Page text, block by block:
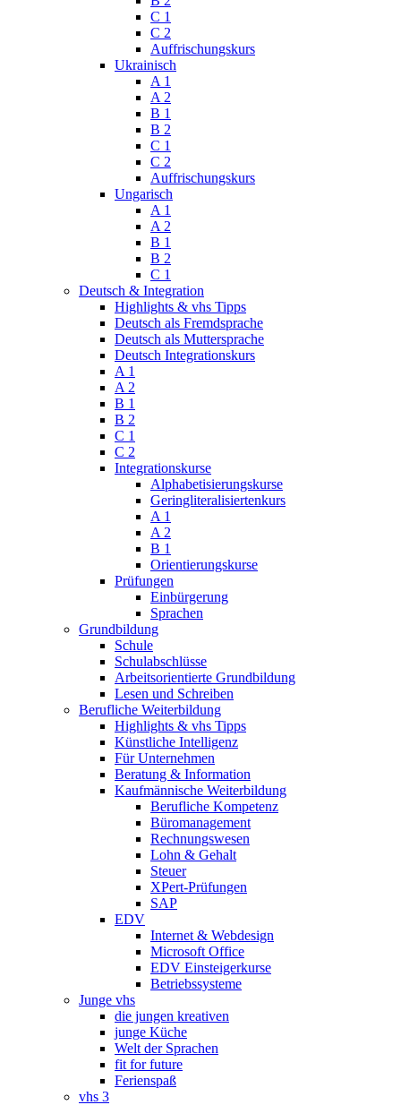
C 1
C 2
Auffrischungskurs
Ukrainisch
A 1
A 2
B 1
B 2
C 1
C 2
Auffrischungskurs
Ungarisch
A 1
A 2
B 1
B 2
C 1
Deutsch & Integration
Highlights & vhs Tipps
Deutsch als Fremdsprache
Deutsch als Muttersprache
Deutsch Integrationskurs
A 1
A 2
B 1
B 2
C 1
C 2
Integrationskurse
Alphabetisierungskurse
Geringliteralisiertenkurs
A 1
A 2
B 1
Orientierungskurse
Prüfungen
Einbürgerung
Sprachen
Grundbildung
Schule
Schulabschlüsse
Arbeitsorientierte Grundbildung
Lesen und Schreiben
Berufliche Weiterbildung
Highlights & vhs Tipps
Künstliche Intelligenz
Für Unternehmen
Beratung & Information
Kaufmännische Weiterbildung
Berufliche Kompetenz
Büromanagement
Rechnungswesen
Lohn & Gehalt
Steuer
XPert-Prüfungen
SAP
EDV
Internet & Webdesign
Microsoft Office
EDV Einsteigerkurse
Betriebssysteme
Junge vhs
die jungen kreativen
junge Küche
Welt der Sprachen
fit for future
Ferienspaß
vhs 3